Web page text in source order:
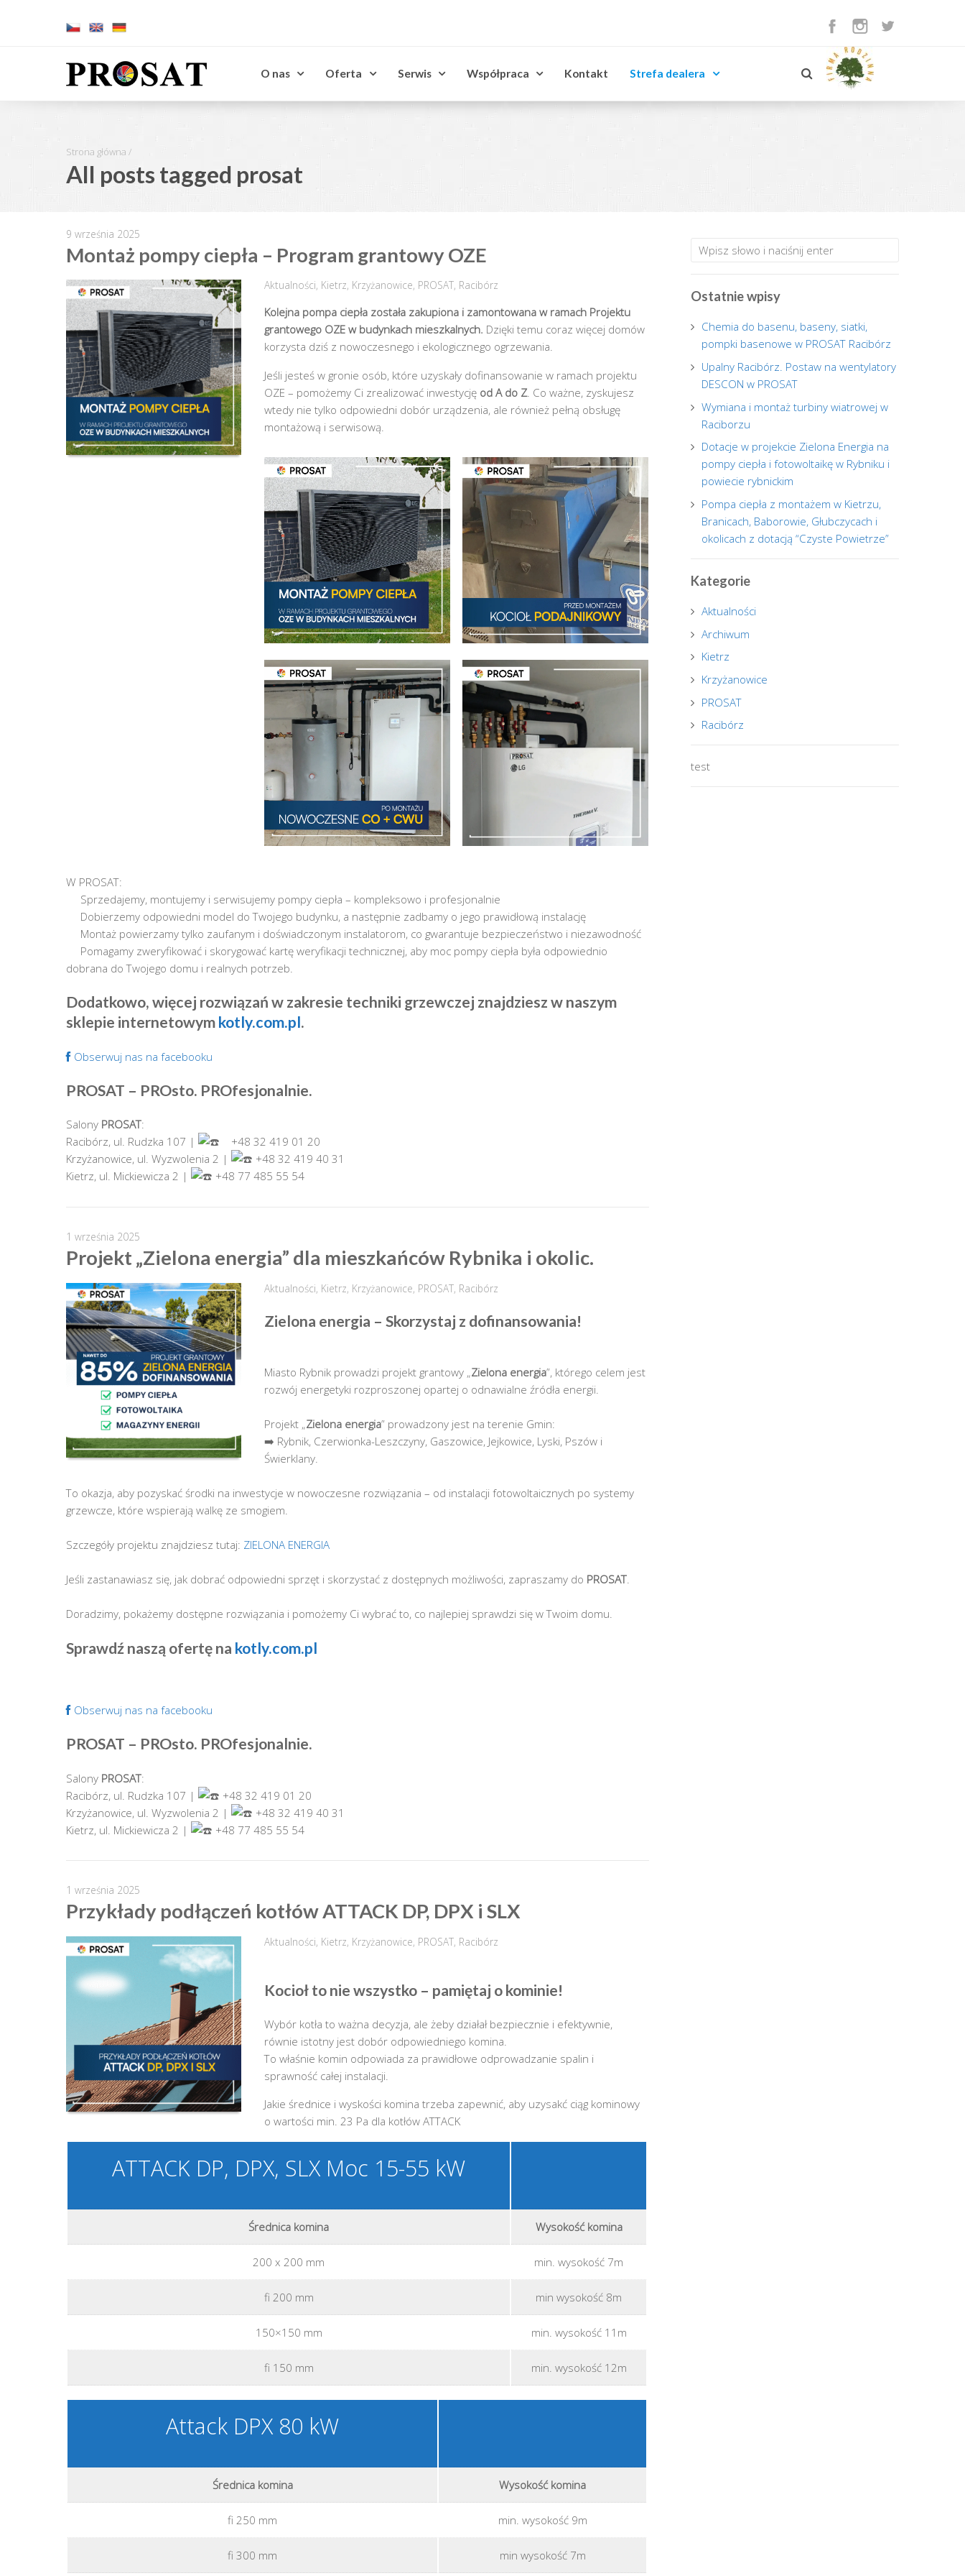
O nas Oferta Serwis Współpraca Kontakt Strefa dealera
Strona główna /
All posts tagged prosat
9 września 2025
Montaż pompy ciepła – Program grantowy OZE
Aktualności, Kietrz, Krzyżanowice, PROSAT, Racibórz
Kolejna pompa ciepła została zakupiona i zamontowana w ramach Projektu
grantowego OZE w budynkach mieszkalnych. Dzięki temu coraz więcej domów
korzysta dziś z nowoczesnego i ekologicznego ogrzewania.
Jeśli jesteś w gronie osób, które uzyskały dofinansowanie w ramach projektu
OZE – pomożemy Ci zrealizować inwestycję od A do Z . Co ważne, zyskujesz
wtedy nie tylko odpowiedni dobór urządzenia, ale również pełną obsługę
montażową i serwisową.
W PROSAT:
Sprzedajemy, montujemy i serwisujemy pompy ciepła – kompleksowo i profesjonalnie
Dobierzemy odpowiedni model do Twojego budynku, a następnie zadbamy o jego prawidłową instalację
Montaż powierzamy tylko zaufanym i doświadczonym instalatorom, co gwarantuje bezpieczeństwo i niezawodność
Pomagamy zweryfikować i skorygować kartę weryfikacji technicznej, aby moc pompy ciepła była odpowiednio
dobrana do Twojego domu i realnych potrzeb.
Dodatkowo, więcej rozwiązań w zakresie techniki grzewczej znajdziesz w naszym
sklepie internetowymkotly.com.pl.
Obserwuj nas na facebooku
PROSAT – PROsto. PROfesjonalnie.
Salony PROSAT:
Racibórz, ul. Rudzka 107 |
+48 32 419 01 20
Krzyżanowice, ul. Wyzwolenia 2 |
+48 32 419 40 31
Kietrz, ul. Mickiewicza 2 |
+48 77 485 55 54
1 września 2025
Projekt „Zielona energia” dla mieszkańców Rybnika i okolic.
Aktualności, Kietrz, Krzyżanowice, PROSAT, Racibórz
Zielona energia –Skorzystaj z dofinansowania!
Miasto Rybnik prowadzi projekt grantowy „Zielona energia”, którego celem jest
rozwój energetyki rozproszonej opartej o odnawialne źródła energii.
Projekt „Zielona energia” prowadzony jest na terenie Gmin:
➡️ Rybnik, Czerwionka-Leszczyny, Gaszowice, Jejkowice, Lyski, Pszów i
Świerklany.
To okazja, aby pozyskać środki na inwestycje w nowoczesne rozwiązania – od instalacji fotowoltaicznych po systemy
grzewcze, które wspierają walkę ze smogiem.
Szczegóły projektu znajdziesz tutaj: ZIELONA ENERGIA
Jeśli zastanawiasz się, jak dobrać odpowiedni sprzęt i skorzystać z dostępnych możliwości, zapraszamy do PROSAT.
Doradzimy, pokażemy dostępne rozwiązania i pomożemy Ci wybrać to, co najlepiej sprawdzi się w Twoim domu.
Sprawdź naszą ofertę na kotly.com.pl
Obserwuj nas na facebooku
PROSAT – PROsto. PROfesjonalnie.
Salony PROSAT:
Racibórz, ul. Rudzka 107 |
+48 32 419 01 20
Krzyżanowice, ul. Wyzwolenia 2 |
+48 32 419 40 31
Kietrz, ul. Mickiewicza 2 |
+48 77 485 55 54
1 września 2025
Przykłady podłączeń kotłów ATTACK DP, DPX i SLX
Aktualności, Kietrz, Krzyżanowice, PROSAT, Racibórz
Kocioł to nie wszystko – pamiętaj o kominie!
Wybór kotła to ważna decyzja, ale żeby działał bezpiecznie i efektywnie,
równie istotny jest dobór odpowiedniego komina.
To właśnie komin odpowiada za prawidłowe odprowadzanie spalin i
sprawność całej instalacji.
Jakie średnice i wyskości komina trzeba zapewnić, aby uzysakć ciąg kominowy
o wartości min. 23 Pa dla kotłów ATTACK
ATTACK DP, DPX, SLX Moc 15-55 kW
Średnica komina
200 x 200 mm
fi 200 mm
150×150 mm
fi 150 mm
Wysokość komina
min. wysokość 7m
min wysokość 8m
min. wysokość 11m
min. wysokość 12m
Attack DPX 80 kW
Średnica komina
fi 250 mm
fi 300 mm
Wysokość komina
min. wysokość 9m
min wysokość 7m
Ostatnie wpisy
Chemia do basenu, baseny, siatki,
pompki basenowe w PROSAT Racibórz
Upalny Racibórz. Postaw na wentylatory
DESCON w PROSAT
Wymiana i montaż turbiny wiatrowej w
Raciborzu
Dotacje w projekcie Zielona Energia na
pompy ciepła i fotowoltaikę w Rybniku i
powiecie rybnickim
Pompa ciepła z montażem w Kietrzu,
Branicach, Baborowie, Głubczycach i
okolicach z dotacją “Czyste Powietrze”
Kategorie
Aktualności
Archiwum
Kietrz
Krzyżanowice
PROSAT
Racibórz
test